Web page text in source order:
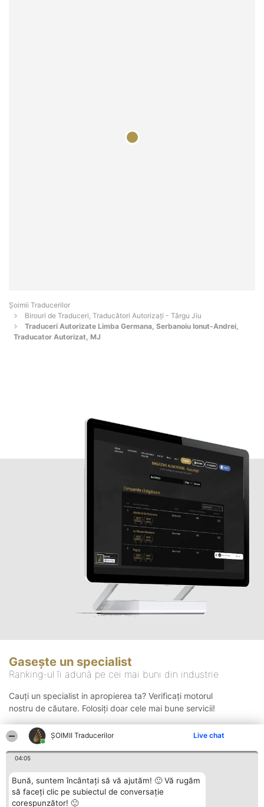
ȘOIMII Traducerilor Live chat
04:05
Bună, suntem încântați să vă ajutăm! 🙂 Vă rugăm
să faceți clic pe subiectul de conversație
corespunzător! 🙂
Șoimii Traducerilor
Birouri de Traduceri, Traducători Autorizați - Târgu Jiu
Traduceri Autorizate Limba Germana, Serbanoiu Ionut-Andrei,
Traducator Autorizat, MJ
Gasește un specialist
Ranking-ul îi adună pe cei mai buni din industrie
Cauți un specialist in apropierea ta? Verificați motorul
nostru de căutare. Folosiți doar cele mai bune servicii!